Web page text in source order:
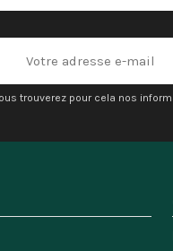
trouverez pour cela nos